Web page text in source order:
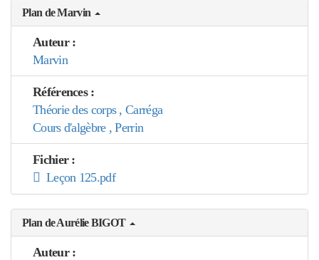
Plan de Marvin
Auteur :
Marvin
Références :
Théorie des corps , Carréga
Cours d'algèbre , Perrin
Fichier :
Leçon 125.pdf
Plan de Aurélie BIGOT
Auteur :